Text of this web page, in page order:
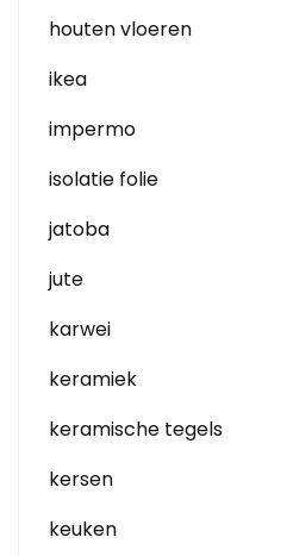
houten vloeren
ikea
impermo
isolatie folie
jatoba
jute
karwei
keramiek
keramische tegels
kersen
keuken